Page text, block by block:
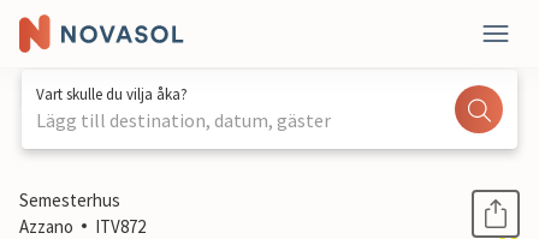
Vart skulle du vilja åka?
Lägg till destination, datum, gäster
1 / 31
Semesterhus
Azzano
ITV872